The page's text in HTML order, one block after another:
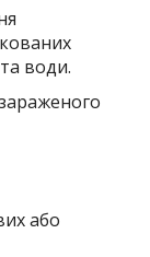
води.
або